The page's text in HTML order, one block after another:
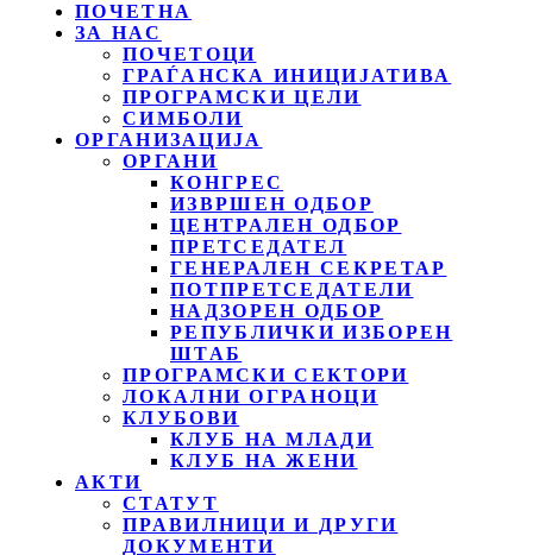
ПОЧЕТНА
ЗА НАС
ПОЧЕТОЦИ
ГРАЃАНСКА ИНИЦИЈАТИВА
ПРОГРАМСКИ ЦЕЛИ
СИМБОЛИ
ОРГАНИЗАЦИЈА
ОРГАНИ
КОНГРЕС
ИЗВРШЕН ОДБОР
ЦЕНТРАЛЕН ОДБОР
ПРЕТСЕДАТЕЛ
ГЕНЕРАЛЕН СЕКРЕТАР
ПОТПРЕТСЕДАТЕЛИ
НАДЗОРЕН ОДБОР
РЕПУБЛИЧКИ ИЗБОРЕН
ШТАБ
ПРОГРАМСКИ СЕКТОРИ
ЛОКАЛНИ ОГРАНОЦИ
КЛУБОВИ
КЛУБ НА МЛАДИ
КЛУБ НА ЖЕНИ
АКТИ
СТАТУТ
ПРАВИЛНИЦИ И ДРУГИ
ДОКУМЕНТИ